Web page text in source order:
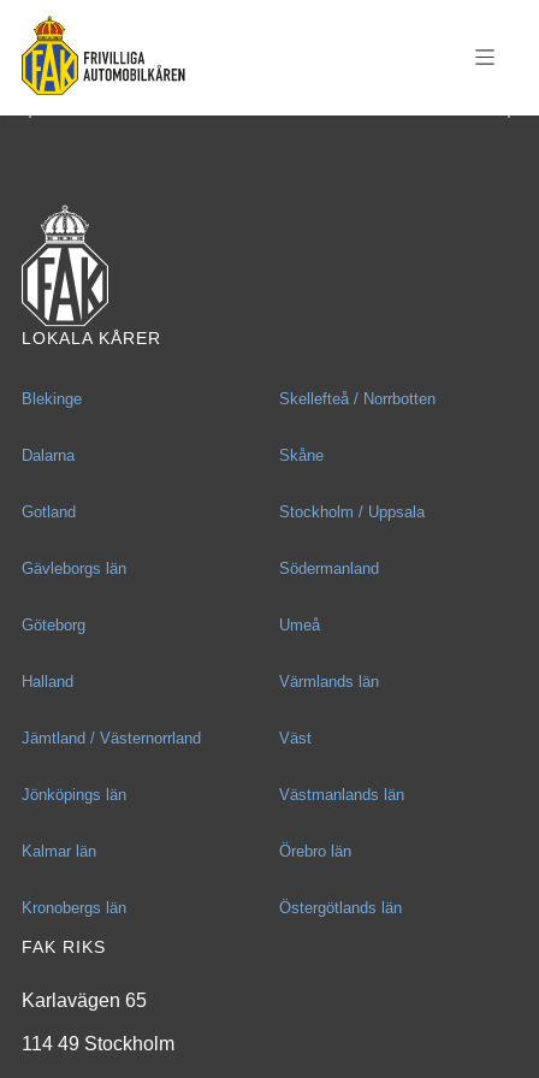
LOKALA KÅRER
Blekinge
Dalarna
Gotland
Gävleborgs län
Göteborg
Halland
Jämtland / Västernorrland
Jönköpings län
Kalmar län
Kronobergs län
Skellefteå / Norrbotten
Skåne
Stockholm / Uppsala
Södermanland
Umeå
Värmlands län
Väst
Västmanlands län
Örebro län
Östergötlands län
FAK RIKS
Karlavägen 65
114 49 Stockholm